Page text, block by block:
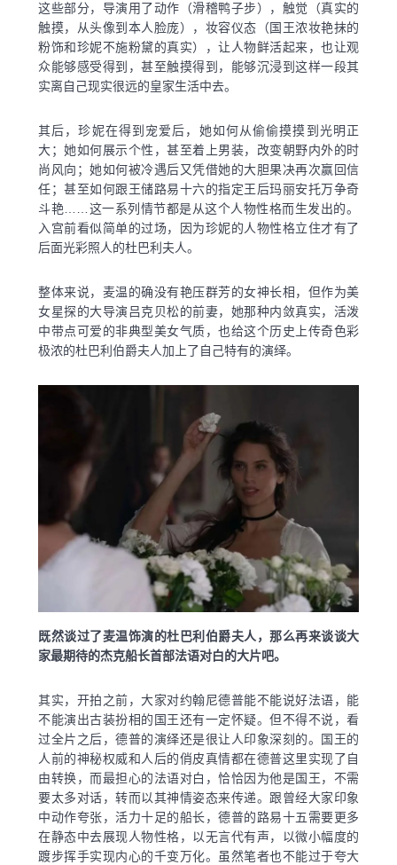
这些部分，导演用了动作（滑稽鸭子步），触觉（真实的
触摸，从头像到本人脸庞），妆容仪态（国王浓妆艳抹的
粉饰和珍妮不施粉黛的真实），让人物鲜活起来，也让观
众能够感受得到，甚至触摸得到，能够沉浸到这样一段其
实离自己现实很远的皇家生活中去。
其后，珍妮在得到宠爱后，她如何从偷偷摸摸到光明正
大；她如何展示个性，甚至着上男装，改变朝野内外的时
尚风向；她如何被冷遇后又凭借她的大胆果决再次赢回信
任；甚至如何跟王储路易十六的指定王后玛丽安托万争奇
斗艳……这一系列情节都是从这个人物性格而生发出的。
入宫前看似简单的过场，因为珍妮的人物性格立住才有了
后面光彩照人的杜巴利夫人。
整体来说，麦温的确没有艳压群芳的女神长相，但作为美
女星探的大导演吕克贝松的前妻，她那种内敛真实，活泼
中带点可爱的非典型美女气质，也给这个历史上传奇色彩
极浓的杜巴利伯爵夫人加上了自己特有的演绎。
既然谈过了麦温饰演的杜巴利伯爵夫人，那么再来谈谈大
家最期待的杰克船长首部法语对白的大片吧。
其实，开拍之前，大家对约翰尼德普能不能说好法语，能
不能演出古装扮相的国王还有一定怀疑。但不得不说，看
过全片之后，德普的演绎还是很让人印象深刻的。国王的
人前的神秘权威和人后的俏皮真情都在德普这里实现了自
由转换，而最担心的法语对白，恰恰因为他是国王，不需
要太多对话，转而以其神情姿态来传递。跟曾经大家印象
中动作夸张，活力十足的船长，德普的路易十五需要更多
在静态中去展现人物性格，以无言代有声，以微小幅度的
踱步挥手实现内心的千变万化。虽然笔者也不能过于夸大